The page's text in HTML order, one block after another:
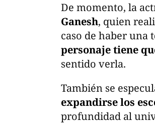
De momento, la
Ganesh, quien
caso de haber una
personaje tiene
sentido verla.
También se
expandirse los
profundidad al